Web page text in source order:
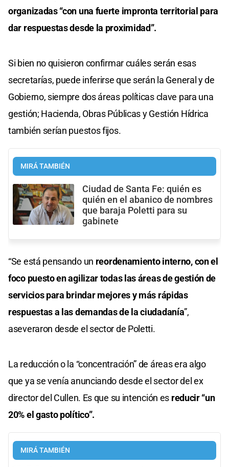
organizadas “con una fuerte impronta territorial para
dar respuestas desde la proximidad”.
Si bien no quisieron confirmar cuáles serán esas
secretarías, puede inferirse que serán la General y de
Gobierno, siempre dos áreas políticas clave para una
gestión; Hacienda, Obras Públicas y Gestión Hídrica
también serían puestos fijos.
MIRÁ TAMBIÉN
Ciudad de Santa Fe: quién es
quién en el abanico de nombres
que baraja Poletti para su
gabinete
“Se está pensando un reordenamiento interno, con el
foco puesto en agilizar todas las áreas de gestión de
servicios para brindar mejores y más rápidas
respuestas a las demandas de la ciudadanía”,
aseveraron desde el sector de Poletti.
La reducción o la “concentración” de áreas era algo
que ya se venía anunciando desde el sector del ex
director del Cullen. Es que su intención es reducir “un
20% el gasto político”.
MIRÁ TAMBIÉN